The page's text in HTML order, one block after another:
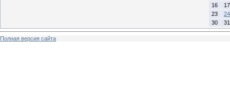
16
17
23
24
30
31
Полная версия сайта